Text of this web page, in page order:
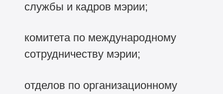
службы и кадров мэрии;
комитета по международному
сотрудничеству мэрии;
отделов по организационному